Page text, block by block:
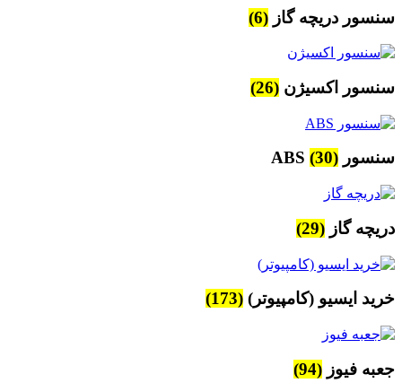
سنسور دریچه گاز (6)
سنسور اکسیژن (26)
سنسور ABS (30)
دریچه گاز (29)
خرید ایسیو (کامپیوتر) (173)
جعبه فیوز (94)